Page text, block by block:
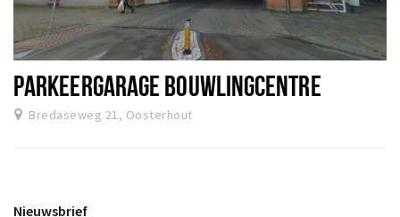
PARKEERGARAGE BOUWLINGCENTRE
Bredaseweg 21, Oosterhout
Nieuwsbrief